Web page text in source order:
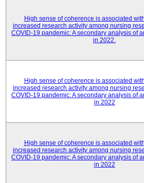
High sense of coherence is associated
increased research activity among nursing
COVID-19 pandemic: A secondary analysis of
in 2022.
High sense of coherence is associated
increased research activity among nursing
COVID-19 pandemic: A secondary analysis of
in 2022
High sense of coherence is associated
increased research activity among nursing
COVID-19 pandemic: A secondary analysis of
in 2022